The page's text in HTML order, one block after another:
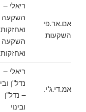
אם.אר.פי
השקעות
ריאלי –
השקעה
ואחזקות –
השקעה
ואחזקות
אמ.די.ג'י.
ריאלי –
נדל"ן ובינוי
– נדל"ן
ובינוי